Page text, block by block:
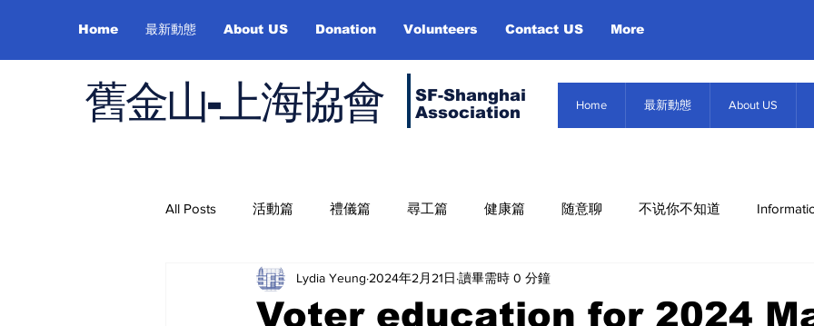
Home 最新動態 About US Donation Volunteers Contact US More
舊金山-上海協會
SF-Shanghai
Association
Home 最新動態 About US
All Posts 活動篇 禮儀篇 尋工篇 健康篇 随意聊 不说你不知道
Job Hunting On Health Misc. Infor About US
Voter education for 2024
Lydia Yeung 2024年2月21日 讀畢需時 0 分鐘